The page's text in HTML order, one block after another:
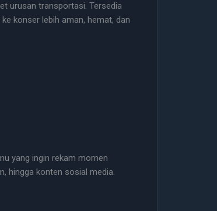
urusan transportasi. Tersedia
konser lebih aman, hemat, dan
yang ingin rekam momen
hingga konten sosial media.